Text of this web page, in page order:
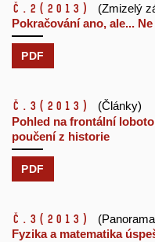
č.2 (2013)
(Zmizelý
Pokračování ano, ale...
PDF
č.3 (2013)
(Články)
Pohled na frontální
poučení z historie
PDF
č.3 (2013)
Fyzika a matematika